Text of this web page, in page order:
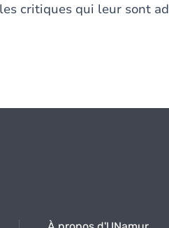
critiques qui leur sont